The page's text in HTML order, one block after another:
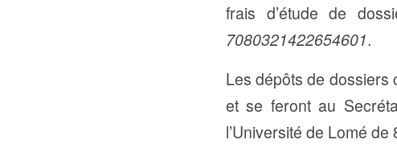
frais d’étude de
7080321422654601.
Les dépôts de dossiers
et se feront au
l’Université de Lomé